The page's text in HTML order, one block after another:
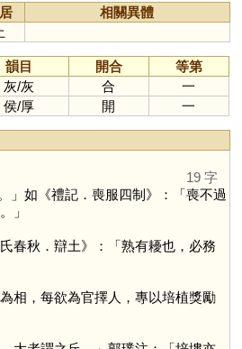
相關異體
韻目 開合
等第
灰/灰 合
一
侯/厚 開 一
19 字
」如《禮記．喪服四制》：「喪不過
」
春秋．辯土》：「熟有耰也，必務
相，每欲為官擇人，專以培植獎勵